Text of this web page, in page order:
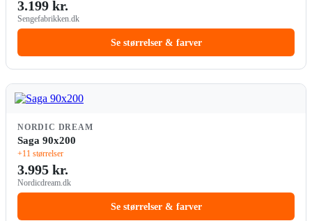
3.199 kr.
Sengefabrikken.dk
Se størrelser & farver
NORDIC DREAM
Saga 90x200
+11 størrelser
3.995 kr.
Nordicdream.dk
Se størrelser & farver